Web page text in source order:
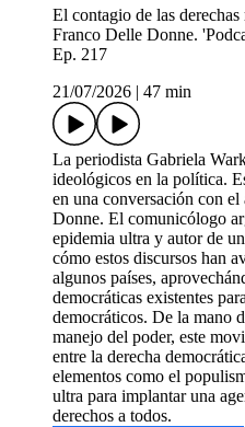
El contagio de las
Franco Delle Donne.
Ep. 217
21/07/2026
47 min
La periodista Gabriela
ideológicos en la política.
en una conversación con
Donne. El comunicólogo
epidemia ultra y autor de
cómo estos discursos han
algunos países,
democráticas existentes
democráticos. De la mano
manejo del poder, este
entre la derecha
elementos como el
ultra para implantar una
derechos a todos.